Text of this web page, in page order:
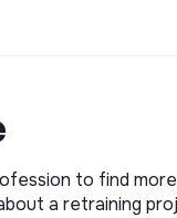
to find
a retraining